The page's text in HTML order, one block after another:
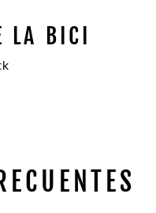
LA BICI